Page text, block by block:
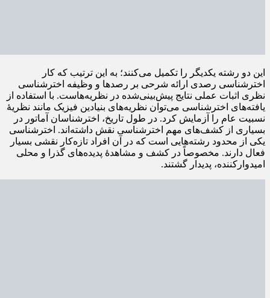
این دو رشته یکدیگر را تکمیل می‌کنند؛ به این ترتیب که کار
اخترشناسی رصدی ارائه شرحی بر رصدها و وظیفه اخترشناسی
نظری اثبات عملی نتایج پیش‌بینی‌شده در نظریه‌هاست. با استفاده از
یافته‌های اخترشناسی می‌توان نظریه‌های بنیادین فیزیک مانند نظریهٔ
نسبیت عام را آزمایش کرد. در طول تاریخ، اخترشناسان آماتور در
بسیاری از کشف‌های مهم اخترشناسی نقش داشته‌اند. اخترشناسی
یکی از محدود رشته‌هایی است که در آن افراد تازه‌کار نقشی بسیار
فعال دارند. مخصوصاً در کشف و مشاهدهٔ پدیده‌های گذرا و محلی
امیدوارکننده، پدیدار گشتند.